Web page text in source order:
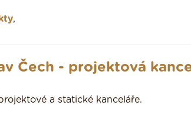
,
Čech - projektová
a statické kanceláře.